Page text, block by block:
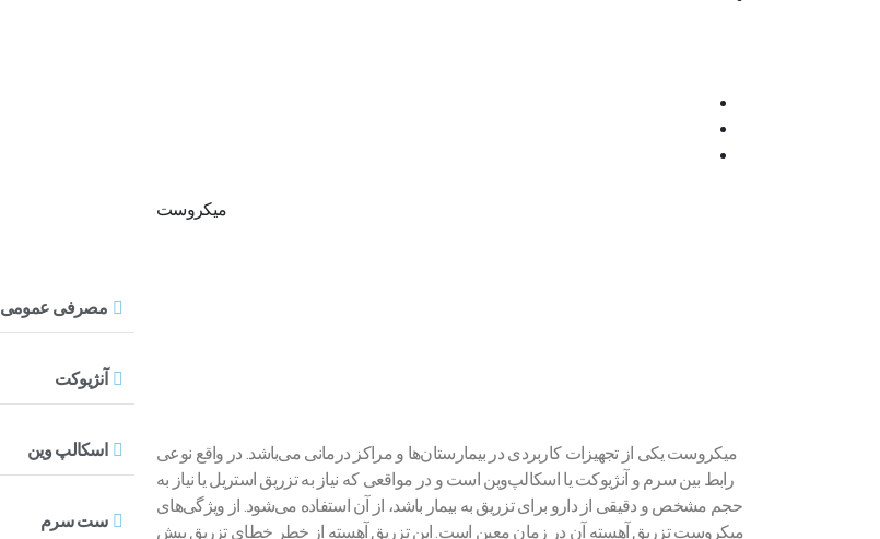
میکروست
میکروست یکی از تجهیزات کاربردی در بیمارستان‌ها و مراکز درمانی می‌باشد. در واقع نوعی
رابط بین سرم و آنژیوکت یا اسکالپ‌وین است و در مواقعی که نیاز به تزریق استریل یا نیاز به
حجم مشخص و دقیقی از دارو برای تزریق به بیمار باشد، از آن استفاده می‌شود. از ویژگی‌های
میکروست تزریق آهسته آن در زمان معین است. این تزریق آهسته از خطر خطای تزریق بیش
مصرفی عمومی
آنژیوکت
اسکالپ وین
ست سرم